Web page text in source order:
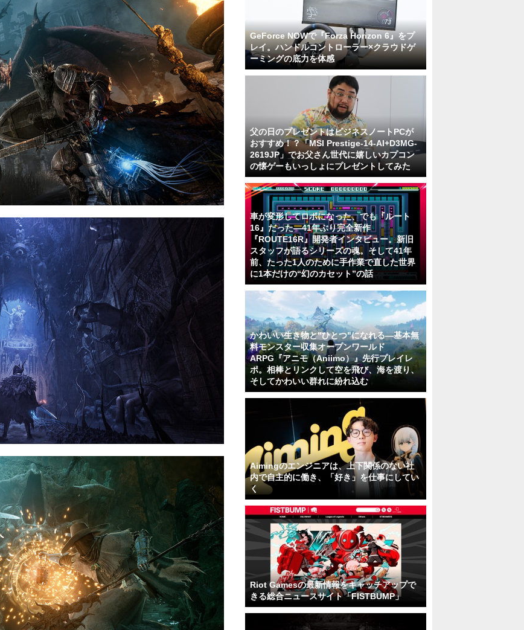
GeForce NOWで『Forza Horizon 6』をプ
レイ。ハンドルコントローラー×クラウドゲ
ーミングの底力を体感
父の日のプレゼントはビジネスノートPCが
おすすめ！？「MSI Prestige-14-AI+D3MG-
2619JP」でお父さん世代に嬉しいカプコン
の懐ゲーもいっしょにプレゼントしてみた
車が変形してロボになった、でも『ルート
16』だった―41年ぶり完全新作
『ROUTE16R』開発者インタビュー。新旧
スタッフが語るシリーズの魂。そして41年
前、たった1人のために手作業で直した世界
に1本だけの“幻のカセット”の話
かわいい生き物と"ひとつ"になれる―基本無
料モンスター収集オープンワールド
ARPG『アニモ（Aniimo）』先行プレイレ
ポ。相棒とリンクして空を飛び、海を渡り、
そしてかわいい群れに紛れ込む
Aimingのエンジニアは、上下関係のない社
内で自主的に働き、「好き」を仕事にしてい
く
Riot Gamesの最新情報をキャッチアップで
きる総合ニュースサイト「FISTBUMP」